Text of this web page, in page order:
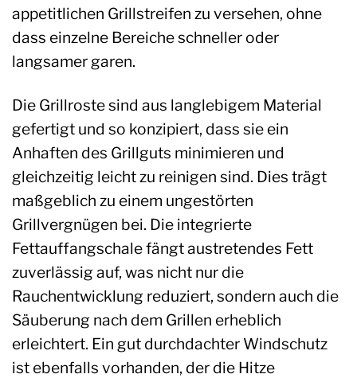
appetitlichen Grillstreifen zu versehen, ohne
dass einzelne Bereiche schneller oder
langsamer garen.
Die Grillroste sind aus langlebigem Material
gefertigt und so konzipiert, dass sie ein
Anhaften des Grillguts minimieren und
gleichzeitig leicht zu reinigen sind. Dies trägt
maßgeblich zu einem ungestörten
Grillvergnügen bei. Die integrierte
Fettauffangschale fängt austretendes Fett
zuverlässig auf, was nicht nur die
Rauchentwicklung reduziert, sondern auch die
Säuberung nach dem Grillen erheblich
erleichtert. Ein gut durchdachter Windschutz
ist ebenfalls vorhanden, der die Hitze